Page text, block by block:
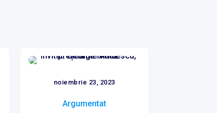
noiembrie 23, 2023
Argumentat